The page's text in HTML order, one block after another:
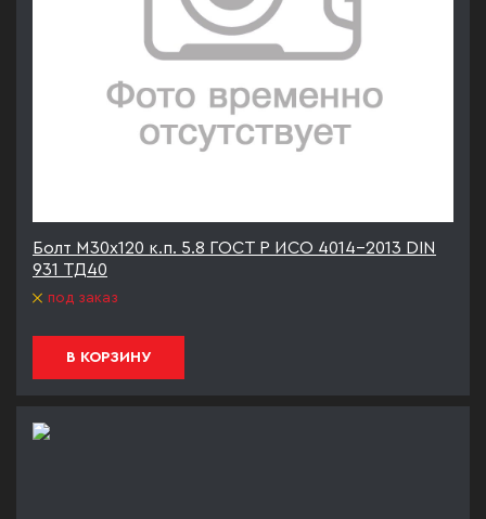
Болт М30х120 к.п. 5.8 ГОСТ Р ИСО 4014-2013 DIN
931 ТД40
под заказ
В КОРЗИНУ